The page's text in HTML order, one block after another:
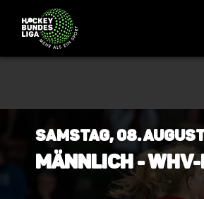
Samstag, 08.
Männlich -